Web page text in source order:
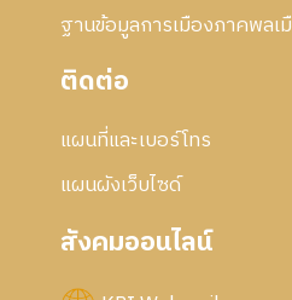
ฐานข้อมูลการเมืองภาคพลเ
ติดต่อ
แผนที่และเบอร์โทร
แผนผังเว็บไซด์
สังคมออนไลน์